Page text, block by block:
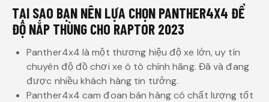
TẠI SAO BẠN NÊN LỰA CHỌN PANTHER4X4 ĐỂ
ĐỘ NẮP THÙNG CHO RAPTOR 2023
Panther4x4 là một thương hiệu độ xe lớn, uy tín
chuyên độ đồ chơi xe ô tô chính hãng. Đã và đang
được nhiều khách hàng tin tưởng.
Panther4x4 cam đoan bán hàng có chất lượng tốt